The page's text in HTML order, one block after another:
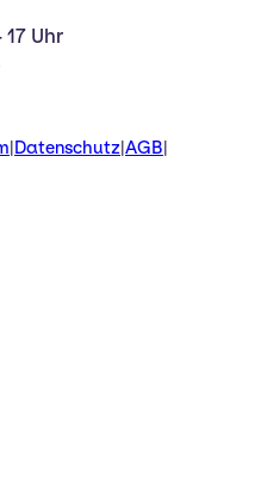
17 Uhr
Datenschutz AGB